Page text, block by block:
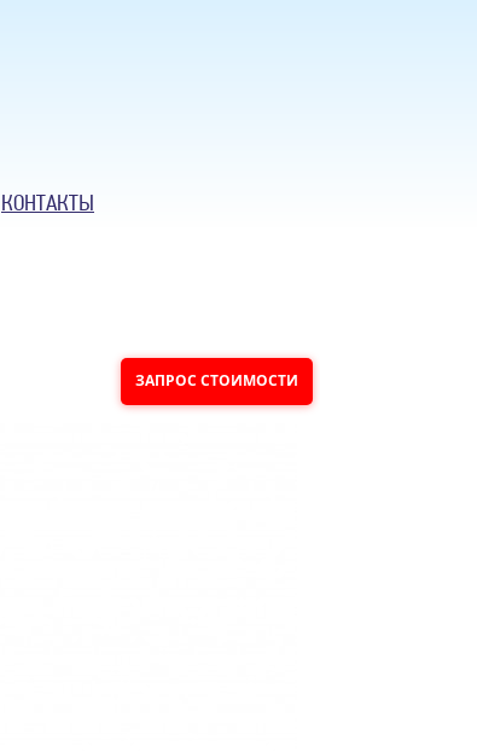
КОНТАКТЫ
ЗАПРОС СТОИМОСТИ